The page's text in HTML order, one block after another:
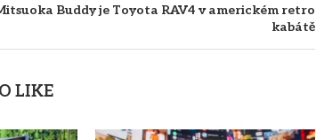
Buddy je Toyota RAV4 v americkém retro
kabátě
LIKE